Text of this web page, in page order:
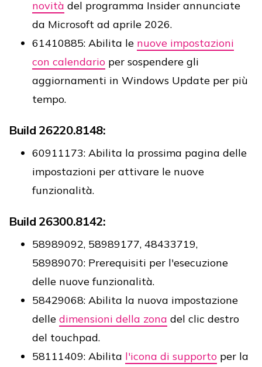
novità del programma Insider annunciate
da Microsoft ad aprile 2026.
61410885: Abilita le nuove impostazioni
con calendario per sospendere gli
aggiornamenti in Windows Update per più
tempo.
Build 26220.8148:
60911173: Abilita la prossima pagina delle
impostazioni per attivare le nuove
funzionalità.
Build 26300.8142:
58989092, 58989177, 48433719,
58989070: Prerequisiti per l'esecuzione
delle nuove funzionalità.
58429068: Abilita la nuova impostazione
delle dimensioni della zona del clic destro
del touchpad.
58111409: Abilita l'icona di supporto per la